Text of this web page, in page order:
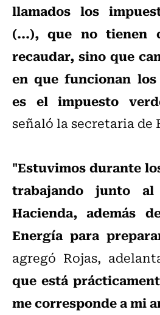
llamados los
(...), que no tienen
recaudar, sino que
en que funcionan
es el impuesto
señaló la secretaria de
"Estuvimos durante
trabajando junto
Hacienda, además
Energía para
agregó Rojas,
que está
me corresponde a mi